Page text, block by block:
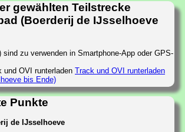
gewählten Teilstrecke
(Boerderij de IJsselhoeve
sind zu verwenden in Smartphone-App oder GPS-
und OVI runterladen Track und OVI runterladen
bis Ende)
Punkte
de IJsselhoeve